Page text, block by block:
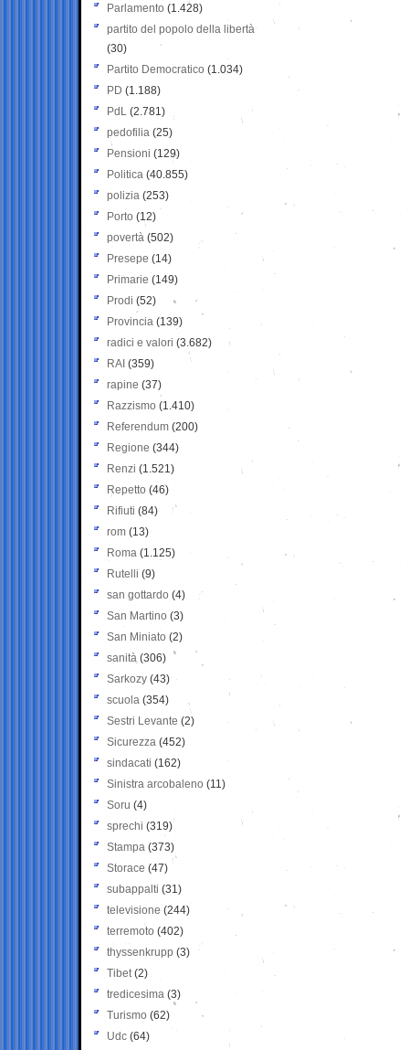
Parlamento (1.428)
partito del popolo della libertà
(30)
Partito Democratico (1.034)
PD (1.188)
PdL (2.781)
pedofilia (25)
Pensioni (129)
Politica (40.855)
polizia (253)
Porto (12)
povertà (502)
Presepe (14)
Primarie (149)
Prodi (52)
Provincia (139)
radici e valori (3.682)
RAI (359)
rapine (37)
Razzismo (1.410)
Referendum (200)
Regione (344)
Renzi (1.521)
Repetto (46)
Rifiuti (84)
rom (13)
Roma (1.125)
Rutelli (9)
san gottardo (4)
San Martino (3)
San Miniato (2)
sanità (306)
Sarkozy (43)
scuola (354)
Sestri Levante (2)
Sicurezza (452)
sindacati (162)
Sinistra arcobaleno (11)
Soru (4)
sprechi (319)
Stampa (373)
Storace (47)
subappalti (31)
televisione(244)
terremoto (402)
thyssenkrupp (3)
Tibet(2)
tredicesima (3)
Turismo (62)
Udc (64)